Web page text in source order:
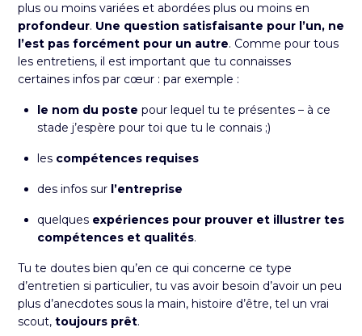
plus ou moins variées et abordées plus ou moins en
profondeur. Une question satisfaisante pour l’un, ne
l’est pas forcément pour un autre. Comme pour tous
les entretiens, il est important que tu connaisses
certaines infos par cœur : par exemple :
le nom du poste pour lequel tu te présentes – à ce
stade j’espère pour toi que tu le connais ;)
les compétences requises
des infos sur l’entreprise
quelques expériences pour prouver et illustrer tes
compétences et qualités.
Tu te doutes bien qu’en ce qui concerne ce type
d’entretien si particulier, tu vas avoir besoin d’avoir un peu
plus d’anecdotes sous la main, histoire d’être, tel un vrai
scout, toujours prêt.